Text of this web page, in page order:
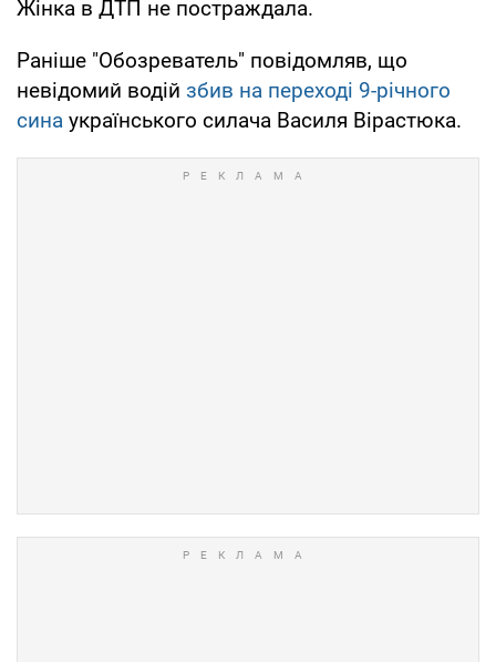
Жінка в ДТП не постраждала.
Раніше "Обозреватель" повідомляв, що
невідомий водій збив на переході 9-річного
сина українського силача Василя Вірастюка.